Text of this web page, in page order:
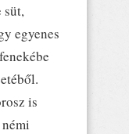
süt,
egyenes
is